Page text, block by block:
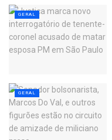
GERAL
GERAL